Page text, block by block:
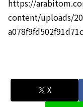
https://
content/uploads/
X